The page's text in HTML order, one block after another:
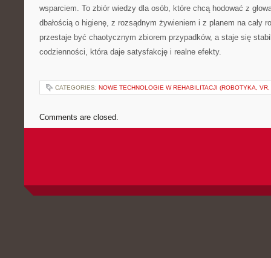
wsparciem. To zbiór wiedzy dla osób, które chcą hodować z
dbałością o higienę, z rozsądnym żywieniem i z planem na cały
przestaje być chaotycznym zbiorem przypadków, a staje się
codzienności, która daje satysfakcję i realne efekty.
CATEGORIES: NOWE TECHNOLOGIE W REHABILITACJI (ROBOTYKA,
Comments are closed.